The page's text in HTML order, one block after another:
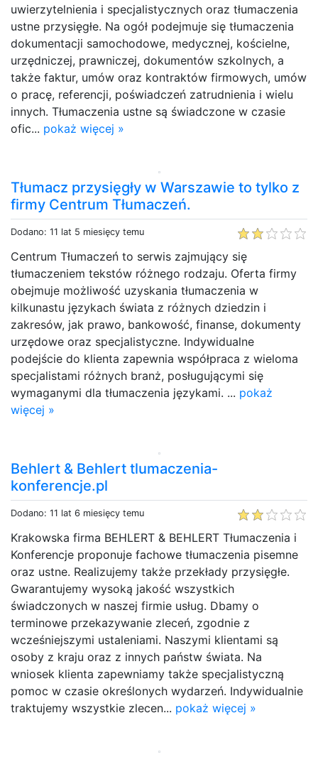
uwierzytelnienia i specjalistycznych oraz tłumaczenia
ustne przysięgłe. Na ogół podejmuje się tłumaczenia
dokumentacji samochodowe, medycznej, kościelne,
urzędniczej, prawniczej, dokumentów szkolnych, a
także faktur, umów oraz kontraktów firmowych, umów
o pracę, referencji, poświadczeń zatrudnienia i wielu
innych. Tłumaczenia ustne są świadczone w czasie
ofic... pokaż więcej »
Tłumacz przysięgły w Warszawie to tylko z
firmy Centrum Tłumaczeń.
Dodano: 11 lat 5 miesięcy temu
Centrum Tłumaczeń to serwis zajmujący się
tłumaczeniem tekstów różnego rodzaju. Oferta firmy
obejmuje możliwość uzyskania tłumaczenia w
kilkunastu językach świata z różnych dziedzin i
zakresów, jak prawo, bankowość, finanse, dokumenty
urzędowe oraz specjalistyczne. Indywidualne
podejście do klienta zapewnia współpraca z wieloma
specjalistami różnych branż, posługującymi się
wymaganymi dla tłumaczenia językami. ... pokaż
więcej »
Behlert & Behlert tlumaczenia-
konferencje.pl
Dodano: 11 lat 6 miesięcy temu
Krakowska firma BEHLERT & BEHLERT Tłumaczenia i
Konferencje proponuje fachowe tłumaczenia pisemne
oraz ustne. Realizujemy także przekłady przysięgłe.
Gwarantujemy wysoką jakość wszystkich
świadczonych w naszej firmie usług. Dbamy o
terminowe przekazywanie zleceń, zgodnie z
wcześniejszymi ustaleniami. Naszymi klientami są
osoby z kraju oraz z innych państw świata. Na
wniosek klienta zapewniamy także specjalistyczną
pomoc w czasie określonych wydarzeń. Indywidualnie
traktujemy wszystkie zlecen... pokaż więcej »